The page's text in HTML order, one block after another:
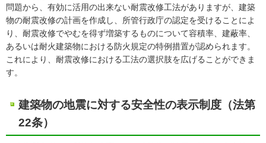
問題から、有効に活用の出来ない耐震改修工法がありますが、建築
物の耐震改修の計画を作成し、所管行政庁の認定を受けることによ
り、耐震改修でやむを得ず増築するものについて容積率、建蔽率、
あるいは耐火建築物における防火規定の特例措置が認められます。
これにより、耐震改修における工法の選択肢を広げることができま
す。
建築物の地震に対する安全性の表示制度（法第
22条）